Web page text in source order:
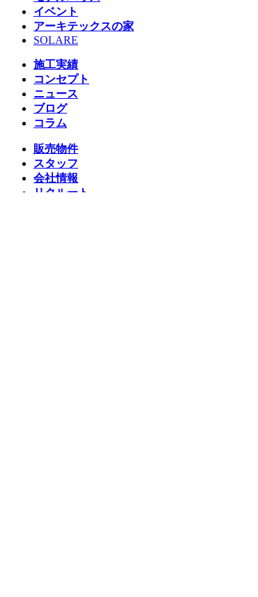
イベント
アーキテックスの家
SOLARE
施工実績
コンセプト
ニュース
ブログ
コラム
販売物件
スタッフ
会社情報
リクルート